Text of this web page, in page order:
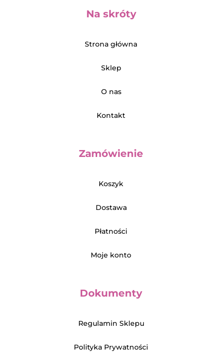
Na skróty
Strona główna
Sklep
O nas
Kontakt
Zamówienie
Koszyk
Dostawa
Płatności
Moje konto
Dokumenty
Regulamin Sklepu
Polityka Prywatności